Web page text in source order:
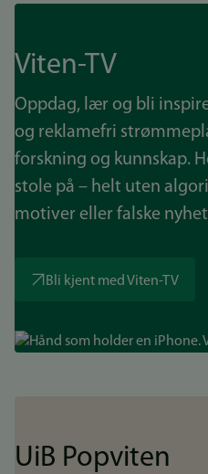
Viten-TV
Oppdag, lær og bli
og reklamefri
forskning og kunnskap.
stole på – helt uten
motiver eller falske
Bli kjent med Viten-TV
Bilde
UiB Popviten